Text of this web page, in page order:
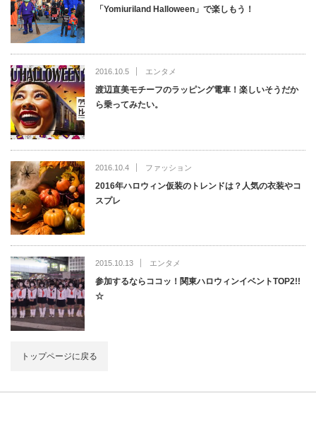
「Yomiuriland Halloween」で楽しもう！
2016.10.5 エンタメ
渡辺直美モチーフのラッピング電車！楽しいそうだか
ら乗ってみたい。
2016.10.4 ファッション
2016年ハロウィン仮装のトレンドは？人気の衣装やコ
スプレ
2015.10.13 エンタメ
参加するならココッ！関東ハロウィンイベントTOP2!!
☆
トップページに戻る